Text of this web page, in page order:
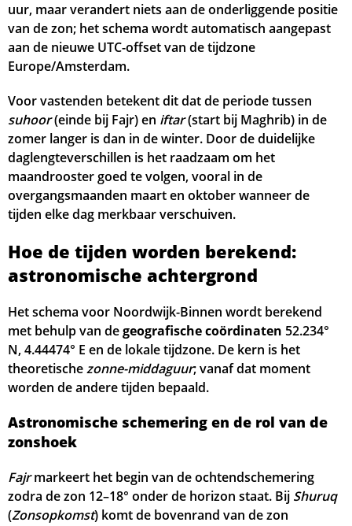
24, Ma 05:02 06:40 13:45 17:36 20:48 22:28
25, Di 05:04 06:42
26, Wo 05:06 06:44 13:44 17:34 20:44 22:24
05:08 06:45 13:44 17:32 20:41 22:21
28, Vr 05:11 06:47 13:43 17:31 20:39
29, Za 05:13 06:49 13:43 17:30 20:37 22:17
31, Ma 05:17 06:52 13:43 17:27 20:32
uur, maar verandert niets aan de onderliggende positie
van de zon; het schema wordt automatisch aangepast
aan de nieuwe UTC-offset van de tijdzone
Europe/Amsterdam.
Voor vastenden betekent dit dat de periode tussen
suhoor(einde bij Fajr) en iftar(start bij Maghrib) in de
zomer langer is dan in de winter. Door de duidelijke
daglengteverschillen is het raadzaam om het
maandrooster goed te volgen, vooral in de
overgangsmaanden maart en oktober wanneer de
tijden elke dag merkbaar verschuiven.
Hoe de tijden worden berekend:
astronomische achtergrond
Het schema voor Noordwijk-Binnen wordt berekend
met behulp van degeografische coördinaten 52.234°
N, 4.44474° E en de lokale tijdzone. De kern is het
theoretischezonne-middaguur; vanaf dat moment
worden de andere tijden bepaald.
Astronomische schemering en de rol van de
zonshoek
Fajrmarkeert het begin van de ochtendschemering
zodra de zon 12–18° onder de horizon staat. Bij Shuruq
(Zonsopkomst) komt de bovenrand van de zon